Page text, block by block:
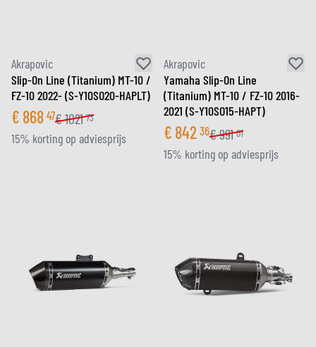
Akrapovic
Slip-On Line (Titanium) MT-10 /
FZ-10 2022- (S-Y10SO20-HAPLT)
€ 868 47€1021 73
15% korting op adviesprijs
Akrapovic
Yamaha Slip-On Line
(Titanium) MT-10 / FZ-10 2016-
2021 (S-Y10SO15-HAPT)
€ 842 36€991 01
15% korting op adviesprijs